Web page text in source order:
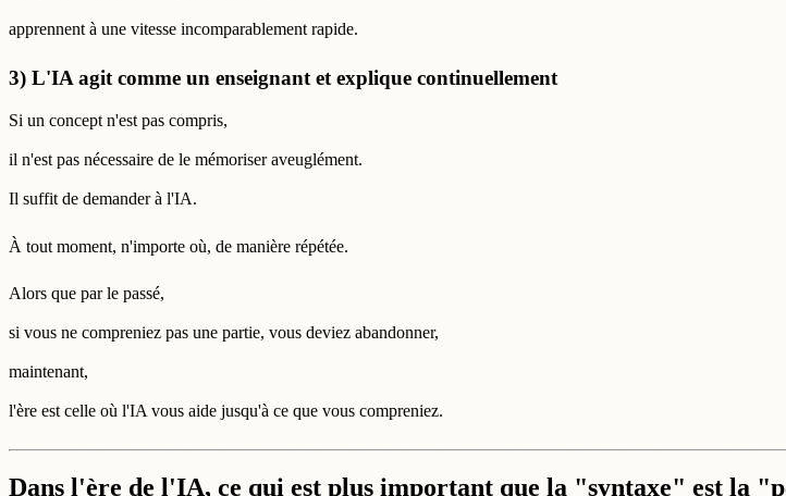
apprennent à une vitesse incomparablement rapide.
3) L'IA agit comme un enseignant et explique continuellement
Si un concept n'est pas compris,
il n'est pas nécessaire de le mémoriser aveuglément.
Il suffit de demander à l'IA.
À tout moment, n'importe où, de manière répétée.
Alors que par le passé,
si vous ne compreniez pas une partie, vous deviez abandonner,
maintenant,
l'ère est celle où l'IA vous aide jusqu'à ce que vous compreniez.
Dans l'ère de l'IA, ce qui est plus important que la "syntaxe" est la